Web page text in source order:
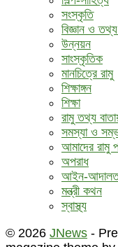
সংস্কৃতি
বিজ্ঞান ও
উন্নয়ন
সাংস্কৃতিক
মানচিত্রে রামু
শিক্ষাঙ্গন
শিক্ষা
রামু তথ্য
সমস্যা ও
আমাদের রামু
অপরাধ
আইন-
মন্ত্রী কথন
স্বাস্থ্য
© 2026 JNews -